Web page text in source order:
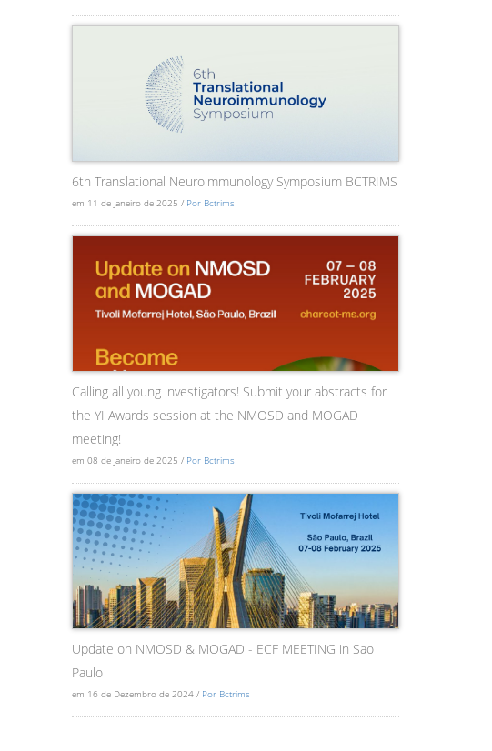
6th Translational Neuroimmunology Symposium BCTRIMS
em 11 de Janeiro de 2025 / Por Bctrims
Calling all young investigators! Submit your abstracts for
the YI Awards session at the NMOSD and MOGAD
meeting!
em 08 de Janeiro de 2025 / Por Bctrims
Update on NMOSD & MOGAD - ECF MEETING in Sao
Paulo
em 16 de Dezembro de 2024 / Por Bctrims